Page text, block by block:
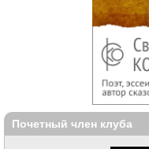
Почетный член клуба